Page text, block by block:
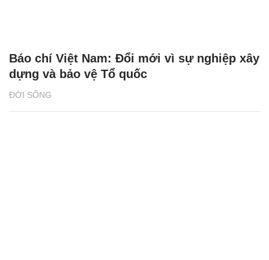
ĐỜI SỐNG
Báo chí Việt Nam: Đổi mới vì sự nghiệp xây
dựng và bảo vệ Tổ quốc